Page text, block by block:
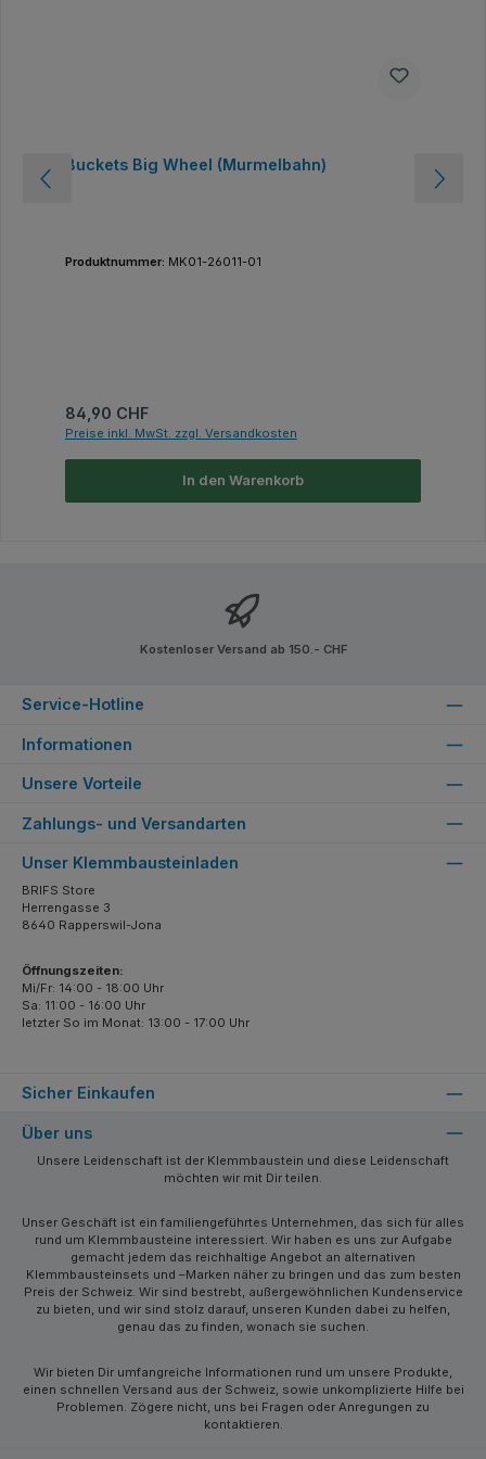
Buckets Big Wheel (Murmelbahn)
Produktnummer: MK01-26011-01
Regulärer Preis:
84,90 CHF
Preise inkl. MwSt. zzgl. Versandkosten
In den Warenkorb
Kostenloser Versand ab 150.- CHF
Service-Hotline
Informationen
Unsere Vorteile
Zahlungs- und Versandarten
Sicher Einkaufen
Unser Klemmbausteinladen
BRIFS Store
Herrengasse 3
8640 Rapperswil-Jona
Öffnungszeiten:
Mi/Fr: 14:00 - 18:00 Uhr
Sa: 11:00 - 16:00 Uhr
letzter So im Monat: 13:00 - 17:00 Uhr
Über uns
Unsere Leidenschaft ist der Klemmbaustein und diese Leidenschaft
möchten wir mit Dir teilen.
Unser Geschäft ist ein familiengeführtes Unternehmen, das sich für alles
rund um Klemmbausteine interessiert. Wir haben es uns zur Aufgabe
gemacht jedem das reichhaltige Angebot an alternativen
Klemmbausteinsets und –Marken näher zu bringen und das zum besten
Preis der Schweiz. Wir sind bestrebt, außergewöhnlichen Kundenservice
zu bieten, und wir sind stolz darauf, unseren Kunden dabei zu helfen,
genau das zu finden, wonach sie suchen.
Wir bieten Dir umfangreiche Informationen rund um unsere Produkte,
einen schnellen Versand aus der Schweiz, sowie unkomplizierte Hilfe bei
Problemen. Zögere nicht, uns bei Fragen oder Anregungen zu
kontaktieren.